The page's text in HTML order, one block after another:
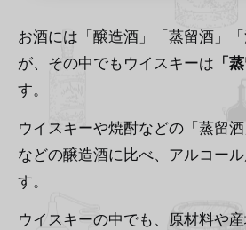
お酒には「醸造酒」「蒸留酒」
が、その中でもウイスキーは 「
す。
ウイスキーや焼酎などの「蒸留
などの醸造酒に比べ、アルコー
す。
ウイスキーの中でも、原材料や